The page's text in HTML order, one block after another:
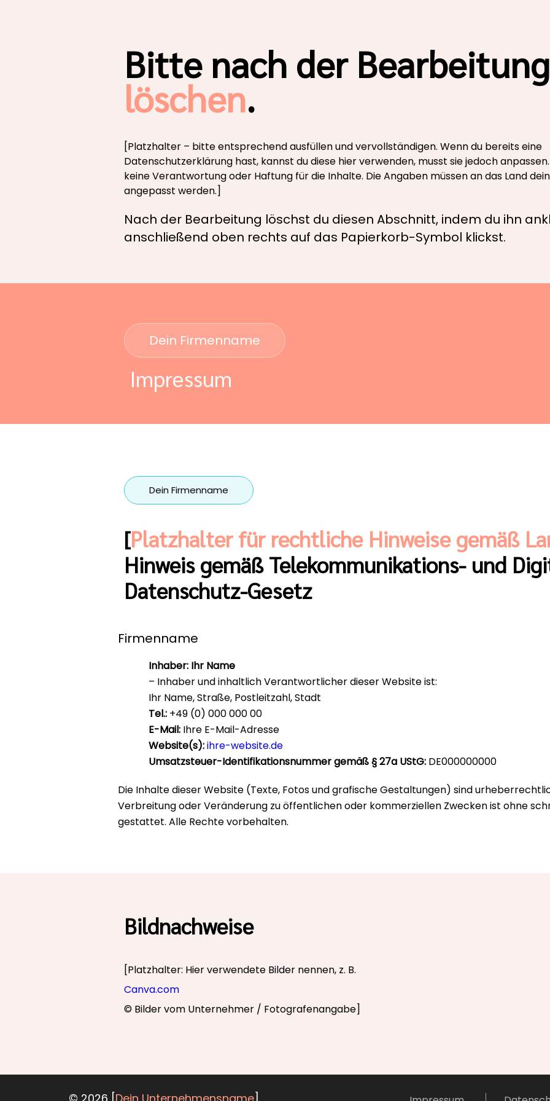
Bitte nach der Bearbeitung
löschen.
[Platzhalter – bitte entsprechend ausfüllen und vervollständigen. Wenn du bereits eine
Datenschutzerklärung hast, kannst du diese hier verwenden, musst sie jedoch
keine Verantwortung oder Haftung für die Inhalte. Die Angaben müssen an das Land
angepasst werden.]
Nach der Bearbeitung löschst du diesen Abschnitt, indem du ihn
anschließend oben rechts auf das Papierkorb-Symbol klickst.
Dein Firmenname
Impressum
Dein Firmenname
[Platzhalter für rechtliche Hinweise gemäß
Hinweis gemäß Telekommunikations- und
Datenschutz-Gesetz
Firmenname
Inhaber: Ihr Name
– Inhaber und inhaltlich Verantwortlicher dieser Website ist:
Ihr Name, Straße, Postleitzahl, Stadt
Tel.: +49 (0) 000 000 00
E-Mail: Ihre E-Mail-Adresse
Website(s):ihre-website.de
Umsatzsteuer-Identifikationsnummer gemäß § 27a UStG: DE000000000
Die Inhalte dieser Website (Texte, Fotos und grafische Gestaltungen) sind
Verbreitung oder Veränderung zu öffentlichen oder kommerziellen Zwecken ist ohne
gestattet. Alle Rechte vorbehalten.
Bildnachweise
[Platzhalter: Hier verwendete Bilder nennen, z. B.
Canva.com
© Bilder vom Unternehmer / Fotografenangabe]